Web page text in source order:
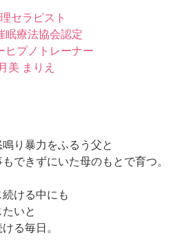
セラピスト
眠療法協会認定
ヒプノトレーナー
月美 まりえ
り暴力をふるう父と
できずにいた母のもとで育つ。
ける中にも
いと
る毎日。